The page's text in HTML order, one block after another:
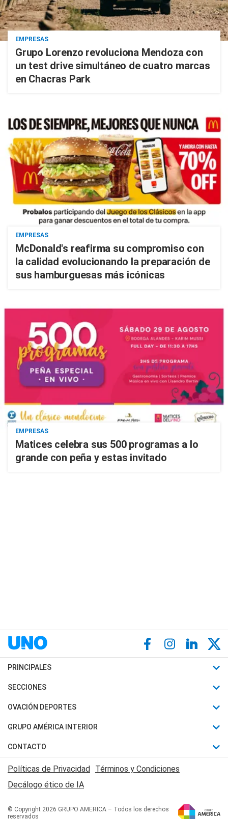
EMPRESAS
Grupo Lorenzo revoluciona Mendoza con
un test drive simultáneo de cuatro marcas
en Chacras Park
EMPRESAS
McDonald's reafirma su compromiso con
la calidad evolucionando la preparación de
sus hamburguesas más icónicas
EMPRESAS
Matices celebra sus 500 programas a lo
grande con peña y estas invitado
PRINCIPALES
Últimas Noticias
Política
Judiciales
Economia
SECCIONES
Horóscopo
Motores
Trucos caseros
Series y Películas
Edictos y Solicitadas
OVACIÓN DEPORTES
Fútbol
Mundial
Automovilismo
Rugby
Básquet
GRUPO AMÉRICA INTERIOR
Canal 7 en Vivo
San Juan 8
CONTACTO
Acerca de Nosotros
Contactanos
Políticas de Privacidad
Términos y Condiciones
Decálogo ético de IA
© Copyright 2026 GRUPO AMERICA – Todos los derechos
reservados